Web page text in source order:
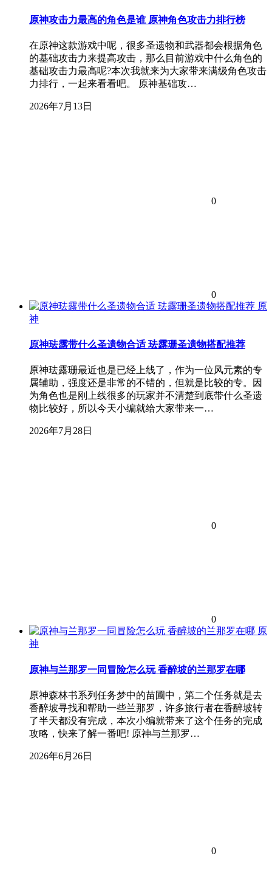
原神攻击力最高的角色是谁 原神角色攻击力排行榜
在原神这款游戏中呢，很多圣遗物和武器都会根据角色
的基础攻击力来提高攻击，那么目前游戏中什么角色的
基础攻击力最高呢?本次我就来为大家带来满级角色攻击
力排行，一起来看看吧。 原神基础攻…
2026年7月13日
0
0
原
神
原神珐露带什么圣遗物合适 珐露珊圣遗物搭配推荐
原神珐露珊最近也是已经上线了，作为一位风元素的专
属辅助，强度还是非常的不错的，但就是比较的专。因
为角色也是刚上线很多的玩家并不清楚到底带什么圣遗
物比较好，所以今天小编就给大家带来一…
2026年7月28日
0
0
原
神
原神与兰那罗一同冒险怎么玩 香醉坡的兰那罗在哪
原神森林书系列任务梦中的苗圃中，第二个任务就是去
香醉坡寻找和帮助一些兰那罗，许多旅行者在香醉坡转
了半天都没有完成，本次小编就带来了这个任务的完成
攻略，快来了解一番吧! 原神与兰那罗…
2026年6月26日
0